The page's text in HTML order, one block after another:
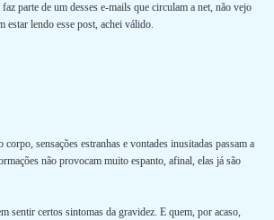
parte de um desses e-mails que circulam a net, não vejo
estar lendo esse post, achei válido.
sensações estranhas e vontades inusitadas passam a
não provocam muito espanto, afinal, elas já são
sentir certos sintomas da gravidez. E quem, por acaso,